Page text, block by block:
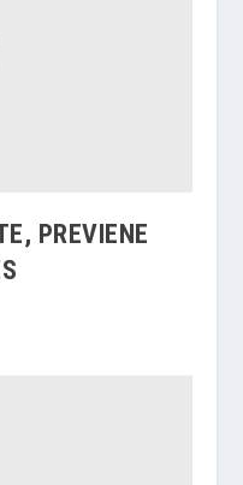
PREVIENE